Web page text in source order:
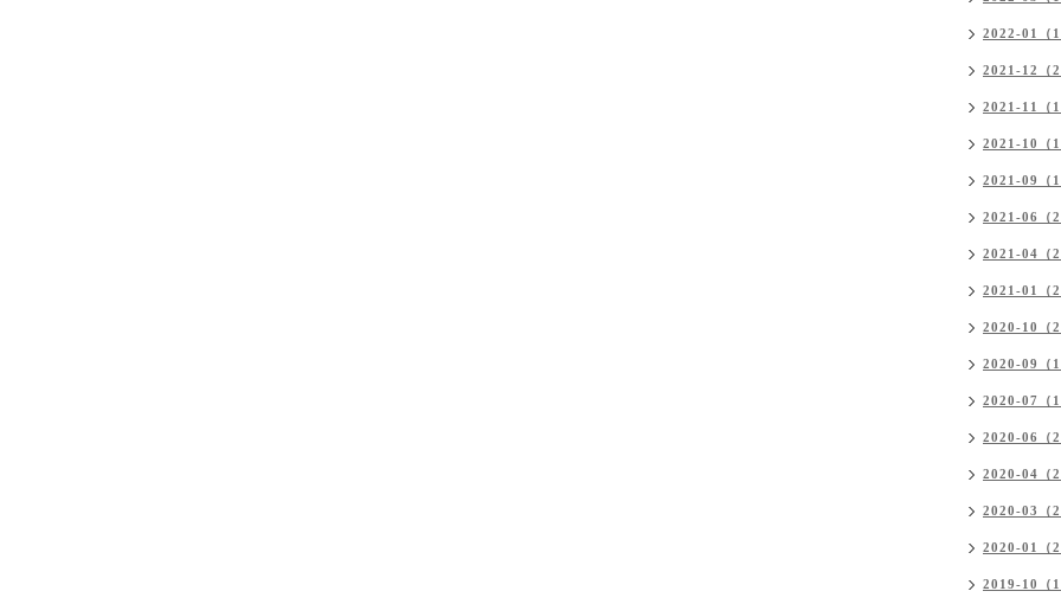
2022-01（1
2021-12（2
2021-11（1
2021-10（1
2021-09（1
2021-06（2
2021-04（2
2021-01（2
2020-10（2
2020-09（1
2020-07（1
2020-06（2
2020-04（2
2020-03（2
2020-01（2
2019-10（1